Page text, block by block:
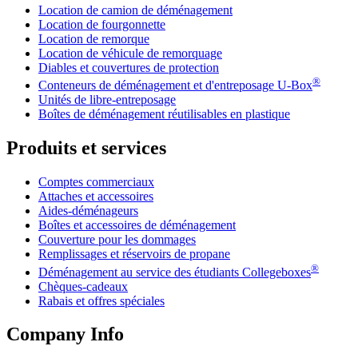
Location de camion de déménagement
Location de fourgonnette
Location de remorque
Location de véhicule de remorquage
Diables et couvertures de protection
Conteneurs de déménagement et d'entreposage U-Box®
Unités de libre-entreposage
Boîtes de déménagement réutilisables en plastique
Produits et services
Comptes commerciaux
Attaches et accessoires
Aides-déménageurs
Boîtes et accessoires de déménagement
Couverture pour les dommages
Remplissages et réservoirs de propane
Déménagement au service des étudiants Collegeboxes®
Chèques-cadeaux
Rabais et offres spéciales
Company Info